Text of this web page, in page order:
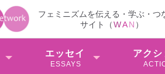
フェミニズムを伝える・学ぶ・つ
サイト（WAN ）
エッセイ
ESSAYS
アクシ